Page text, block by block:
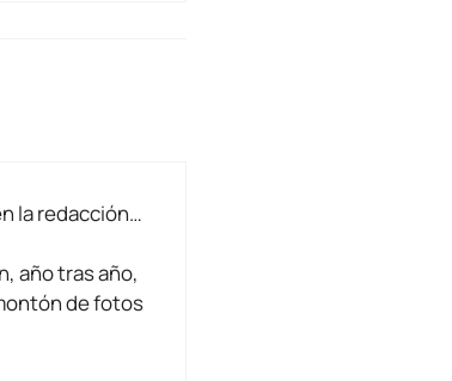
la redacción…
año tras año,
de fotos